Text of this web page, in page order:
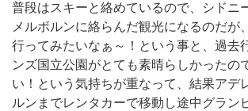
普段はスキーと絡めているので、シドニ
メルボルンに絡らんだ観光になるのだが
行ってみたいなぁ～！という事と、過去
ンズ国立公園がとても素晴らしかったの
い！という気持ちが重なって、結果アデ
ルンまでレンタカーで移動し途中グラン